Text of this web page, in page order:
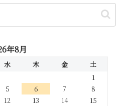
年8月
水 木 金
土
1
5 6 7
8
12 13 14
15